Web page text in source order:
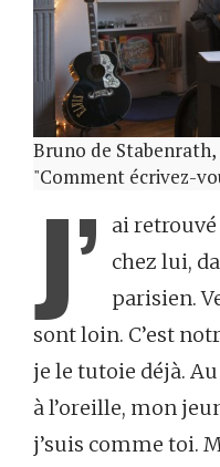
Bruno de Stabenrath,
"Comment écrivez-
J’
ai
chez lui,
parisien.
sont loin. C’est
je le tutoie déjà.
à l’oreille, mon
j’suis comme toi.